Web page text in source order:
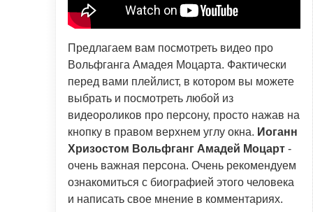
Предлагаем вам посмотреть видео про
Вольфганга Амадея Моцарта. Фактически
перед вами плейлист, в котором вы можете
выбрать и посмотреть любой из
видеороликов про персону, просто нажав на
кнопку в правом верхнем углу окна. Иоганн
Хризостом Вольфганг Амадей Моцарт -
очень важная персона. Очень рекомендуем
ознакомиться с биографией этого человека
и написать свое мнение в комментариях.